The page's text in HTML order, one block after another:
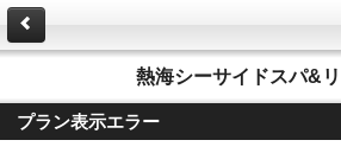
熱海シーサイドスパ&
プラン表示エラー